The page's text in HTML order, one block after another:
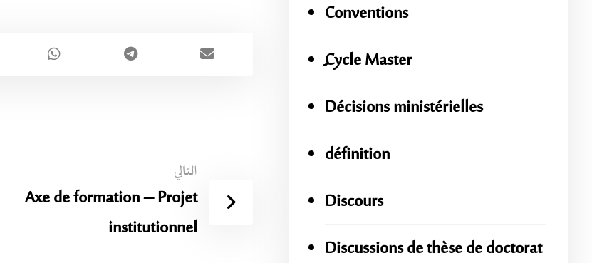
التالي
Axe de formation – Projet
institutionnel
Conventions
ِِِCycle Master
Décisions ministérielles
définition
Discours
Discussions de thèse de doctorat